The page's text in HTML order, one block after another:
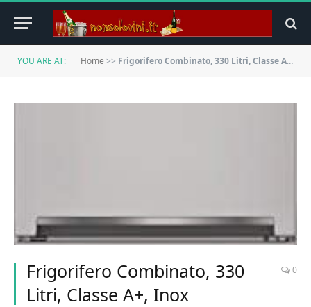
YOU ARE AT: Home >> Frigorifero Combinato, 330 Litri, Classe A+, Inox
Frigorifero Combinato, 330
Litri, Classe A+, Inox
0